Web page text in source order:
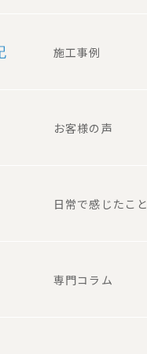
施工事例
お客様の声
日常で感じたこと
専門コラム